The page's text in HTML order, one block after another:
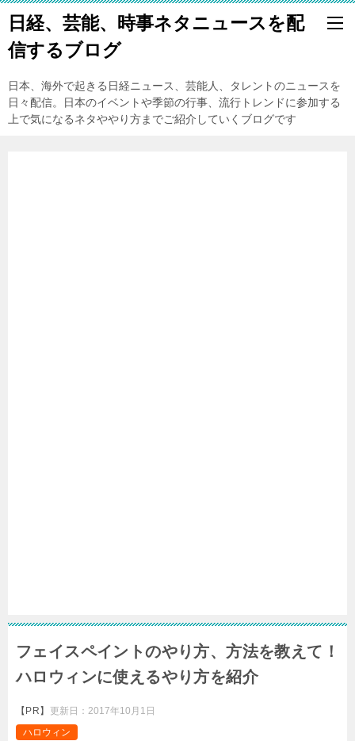
日経、芸能、時事ネタニュースを配
信するブログ
日本、海外で起きる日経ニュース、芸能人、タレントのニュースを
日々配信。日本のイベントや季節の行事、流行トレンドに参加する
上で気になるネタややり方までご紹介していくブログです
フェイスペイントのやり方、方法を教えて！
ハロウィンに使えるやり方を紹介
【PR】 更新日： 2017年10月1日
ハロウィン